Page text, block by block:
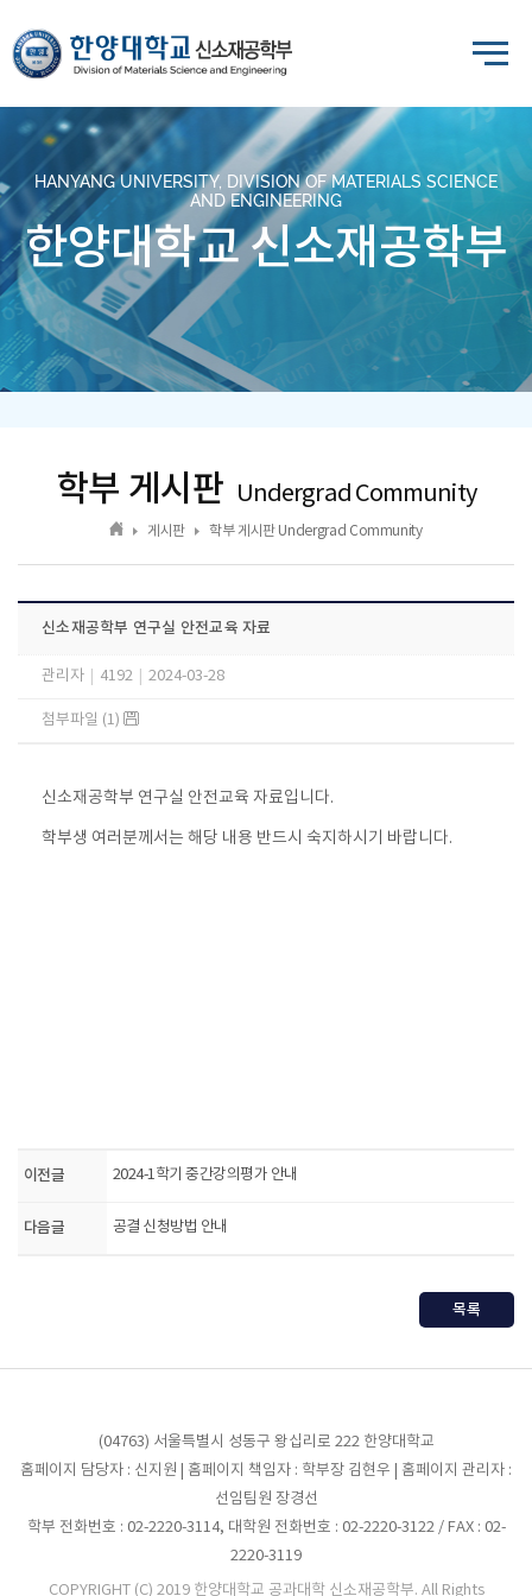
HANYANG UNIVERSITY, DIVISION OF MATERIALS SCIENCE
AND ENGINEERING
한양대학교 신소재공학부
학부 게시판 Undergrad Community
게시판 학부 게시판 Undergrad Community
신소재공학부 연구실 안전교육 자료
관리자 4192 2024-03-28
첨부파일 (1)
신소재공학부 연구실 안전교육 자료입니다.
학부생 여러분께서는 해당 내용 반드시 숙지하시기 바랍니다.
이전글 2024-1학기 중간강의평가 안내
다음글 공결 신청방법 안내
목록
(04763) 서울특별시 성동구 왕십리로 222 한양대학교
홈페이지 담당자 : 신지원 | 홈페이지 책임자 : 학부장 김현우 | 홈페이지 관리자 :
선임팀원 장경선
학부 전화번호 : 02-2220-3114, 대학원 전화번호 : 02-2220-3122 / FAX : 02-
2220-3119
COPYRIGHT (C) 2019 한양대학교 공과대학 신소재공학부. All Rights